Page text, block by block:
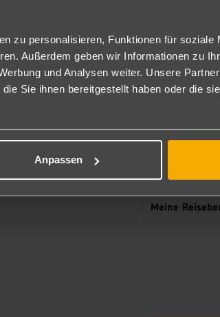
zu personalisieren, Funktionen für soziale
Außerdem geben wir Informationen zu
und Analysen weiter. Unsere
Sie ihnen bereitgestellt haben oder die
Anpassen
Zügen genießen.
mich gerne an, oder schreibteine E-Mail.
„Juwel“. Ich freue mich!
Meine